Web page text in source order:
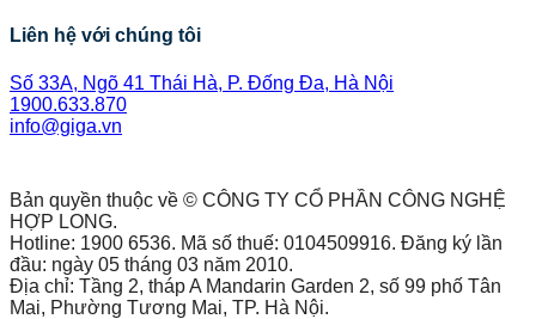
Liên hệ với chúng tôi
Số 33A, Ngõ 41 Thái Hà, P. Đống Đa, Hà Nội
1900.633.870
info@giga.vn
Bản quyền thuộc về © CÔNG TY CỔ PHẦN CÔNG NGHỆ
HỢP LONG.
Hotline: 1900 6536. Mã số thuế: 0104509916. Đăng ký lần
đầu: ngày 05 tháng 03 năm 2010.
Địa chỉ: Tầng 2, tháp A Mandarin Garden 2, số 99 phố Tân
Mai, Phường Tương Mai, TP. Hà Nội.